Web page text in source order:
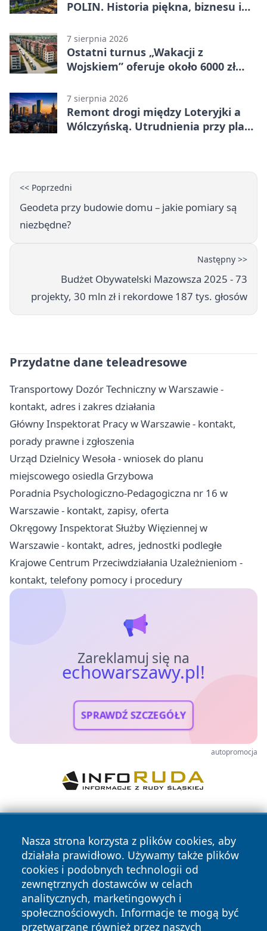
POLIN. Historia piękna, biznesu i
7 sierpnia 2026
Ostatni turnus „Wakacji z
Wojskiem” oferuje około 6000 zł
7 sierpnia 2026
Remont drogi między Loteryjki a
Wólczyńską. Utrudnienia przy placu
<< Poprzedni
Geodeta przy budowie domu – jakie pomiary są
niezbędne?
Następny >>
Budżet Obywatelski Mazowsza 2025 - 73
projekty, 30 mln zł i rekordowe 187 tys. głosów
Przydatne dane teleadresowe
Transportowy Dozór Techniczny w Warszawie -
kontakt, adres i zakres działania
Główny Inspektorat Pracy w Warszawie - kontakt,
porady prawne i zgłoszenia
Urząd Dzielnicy Wesoła - wniosek do planu
miejscowego osiedla Grzybowa
Poradnia Psychologiczno-Pedagogiczna nr 16 w
Warszawie - kontakt, zapisy, oferta
Okręgowy Inspektorat Służby Więziennej w
Warszawie - kontakt, adres, jednostki podległe
Krajowe Centrum Przeciwdziałania Uzależnieniom -
kontakt, telefony pomocy i procedury
Zareklamuj się na
echowarszawy.pl!
SPRAWDŹ SZCZEGÓŁY
autopromocja
Nasza strona korzysta z plików cookies, aby
działała prawidłowo. Używamy także plików
cookies i podobnych technologii od
zewnętrznych dostawców w celach
analitycznych, marketingowych i
społecznościowych. Informacje te mogą być
przetwarzane również przez naszych
Copyright © 2026 echowarszawy.pl Wszystkie prawa
zastrzeżone.